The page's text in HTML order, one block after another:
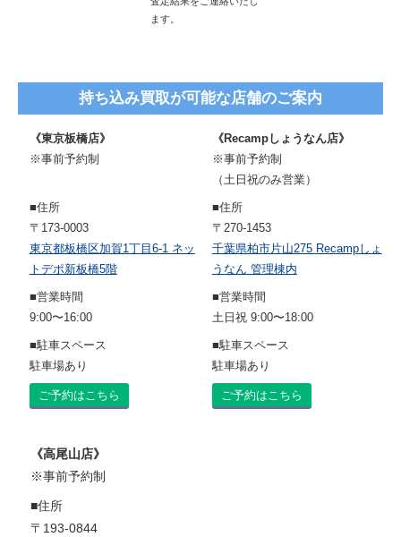
ます。
持ち込み買取が可能な店舗のご案内
《東京板橋店》
※事前予約制
■住所
〒173-0003
東京都板橋区加賀1丁目6-1 ネッ
トデポ新板橋5階
■営業時間
9:00〜16:00
■駐車スペース
駐車場あり
ご予約はこちら
《Recampしょうなん店》
※事前予約制
（土日祝のみ営業）
■住所
〒270-1453
千葉県柏市片山275 Recampしょ
うなん 管理棟内
■営業時間
土日祝 9:00〜18:00
■駐車スペース
駐車場あり
ご予約はこちら
《高尾山店》
※事前予約制
■住所
〒193-0844